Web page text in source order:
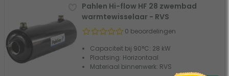
Pahlen Hi-flow HF 28 zwembad
warmtewisselaar - RVS
0 beoordelingen
Capaciteit bij 90°C: 28 kW
Plaatsing: Horizontaal
Materiaal binnenwerk: RVS